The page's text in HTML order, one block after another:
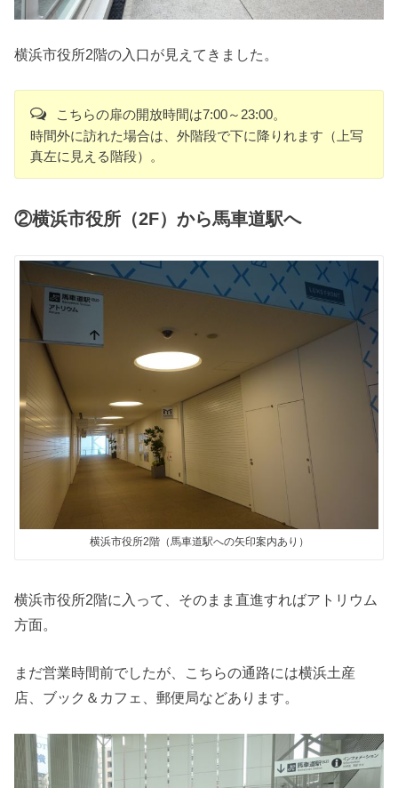
横浜市役所2階の入口が見えてきました。
こちらの扉の開放時間は7:00～23:00。
時間外に訪れた場合は、外階段で下に降りれます（上写
真左に見える階段）。
②横浜市役所（2F）から馬車道駅へ
横浜市役所2階（馬車道駅への矢印案内あり）
横浜市役所2階に入って、そのまま直進すればアトリウム
方面。
まだ営業時間前でしたが、こちらの通路には横浜土産
店、ブック＆カフェ、郵便局などあります。